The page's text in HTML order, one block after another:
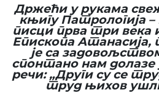
Држећи у рукама
књигу Патрологија
писци прва три века
Епископа Атанасија,
је са
спонтано нам долазе
речи: „Други су се
труд њихов